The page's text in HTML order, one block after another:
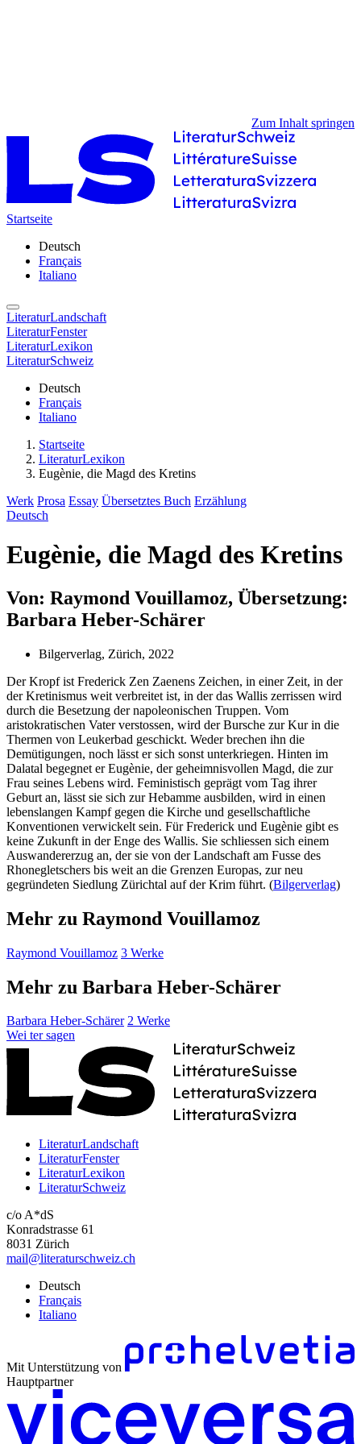
Zum Inhalt springen
Startseite
Deutsch
Français
Italiano
LiteraturLandschaft
LiteraturFenster
LiteraturLexikon
LiteraturSchweiz
Deutsch
Français
Italiano
Startseite
LiteraturLexikon
Eugènie, die Magd des Kretins
Werk Prosa Essay Übersetztes Buch Erzählung
Deutsch
Eugènie, die Magd des Kretins
Von: Raymond Vouillamoz, Übersetzung:
Barbara Heber-Schärer
Bilgerverlag, Zürich, 2022
Der Kropf ist Frederick Zen Zaenens Zeichen, in einer Zeit, in der
der Kretinismus weit verbreitet ist, in der das Wallis zerrissen wird
durch die Besetzung der napoleonischen Truppen. Vom
aristokratischen Vater verstossen, wird der Bursche zur Kur in die
Thermen von Leukerbad geschickt. Weder brechen ihn die
Demütigungen, noch lässt er sich sonst unterkriegen. Hinten im
Dalatal begegnet er Eugènie, der geheimnisvollen Magd, die zur
Frau seines Lebens wird. Feministisch geprägt vom Tag ihrer
Geburt an, lässt sie sich zur Hebamme ausbilden, wird in einen
lebenslangen Kampf gegen die Kirche und gesellschaftliche
Konventionen verwickelt sein. Für Frederick und Eugènie gibt es
keine Zukunft in der Enge des Wallis. Sie schliessen sich einem
Auswandererzug an, der sie von der Landschaft am Fusse des
Rhonegletschers bis weit an die Grenzen Europas, zur neu
gegründeten Siedlung Zürichtal auf der Krim führt. (Bilgerverlag)
Mehr zu Raymond Vouillamoz
Raymond Vouillamoz 3 Werke
Mehr zu Barbara Heber-Schärer
Barbara Heber-Schärer 2 Werke
Wei ter sagen
LiteraturLandschaft
LiteraturFenster
LiteraturLexikon
LiteraturSchweiz
c/o A*dS
Konradstrasse 61
8031 Zürich
mail@literaturschweiz.ch
Deutsch
Français
Italiano
Mit Unterstützung von
Hauptpartner